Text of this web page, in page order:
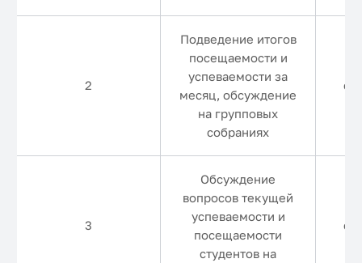
2
Подведение итогов
посещаемости и
успеваемости за
месяц, обсуждение
на групповых
собраниях
3
Обсуждение
вопросов текущей
успеваемости и
посещаемости
студентов на